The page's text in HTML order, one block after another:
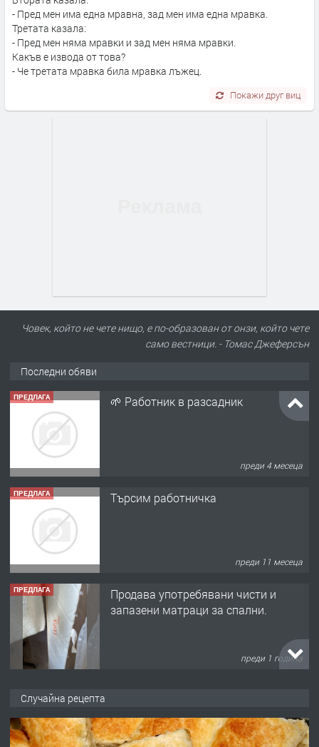
- Пред мен има една мравна, зад мен има една мравка.
Третата казала:
- Пред мен няма мравки и зад мен няма мравки.
Какъв е извода от това?
- Че третата мравка била мравка лъжец.
Покажи друг виц
Човек, който не чете нищо, е по-образован от онзи, който чете
само вестници. - Томас Джеферсън
Последни обяви
ПРЕДЛАГА 🌱 Работник в разсадник
преди 4 месеца
ПРЕДЛАГА Търсим работничка
преди 11 месеца
ПРЕДЛАГА
Продава употребявани чисти и
запазени матраци за спални.
преди 1 година
Случайна рецепта